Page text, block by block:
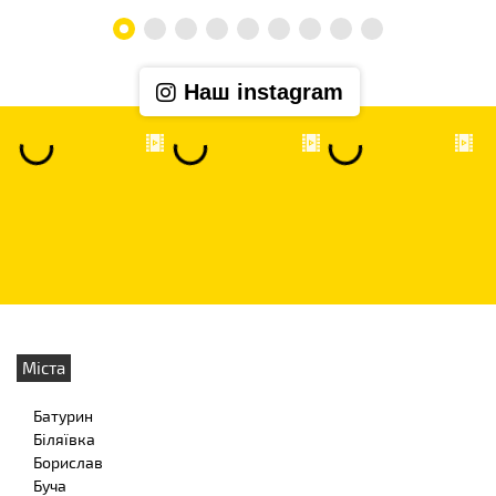
Наш instagram
Міста
Батурин
Біляївка
Борислав
Буча